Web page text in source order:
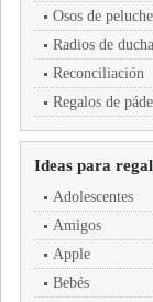
Osos de peluche
Radios de ducha
Reconciliación
Regalos de
Ideas para
Adolescentes
Amigos
Apple
Bebés